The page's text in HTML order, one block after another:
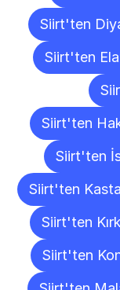
Siirt'ten
Siirt'ten
Siirt'ten
Siirt'ten
Siirt'ten
Siirt'ten
Siirt'ten